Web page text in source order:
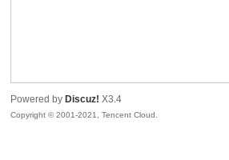
Powered by Discuz! X3.4
Copyright © 2001-2021, Tencent Cloud.